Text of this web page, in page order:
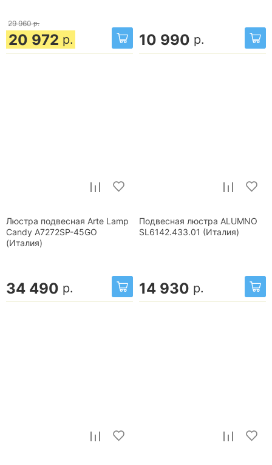
29 960 р.
20 972 р. 10 990 р.
Люстра подвесная Arte Lamp
Candy A7272SP-45GO
(Италия)
34 490 р.
Подвесная люстра ALUMNO
SL6142.433.01 (Италия)
14 930 р.